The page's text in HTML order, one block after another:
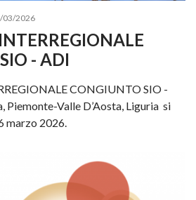
03/2026
- ADI
CONGIUNTO SIO -
Piemonte-Valle D’Aosta, Liguria si
marzo 2026.